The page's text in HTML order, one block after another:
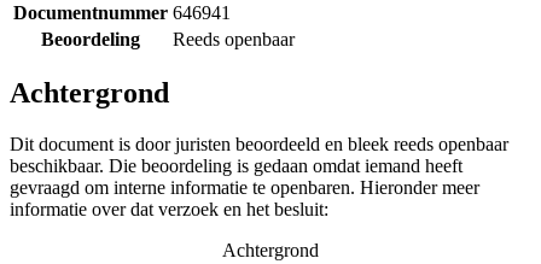
Documentnummer 646941
Beoordeling
Reeds openbaar
Achtergrond
Dit document is door juristen beoordeeld en bleek reeds openbaar
beschikbaar. Die beoordeling is gedaan omdat iemand heeft
gevraagd om interne informatie te openbaren. Hieronder meer
informatie over dat verzoek en het besluit:
Achtergrond